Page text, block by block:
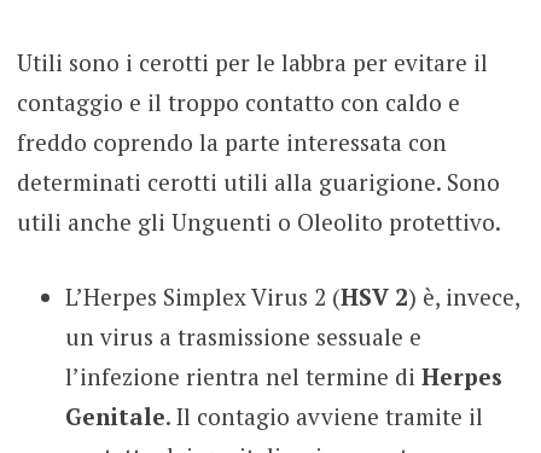
Utili sono i cerotti per le labbra per evitare il
contaggio e il troppo contatto con caldo e
freddo coprendo la parte interessata con
determinati cerotti utili alla guarigione. Sono
utili anche gli Unguenti o Oleolito protettivo.
L’Herpes Simplex Virus 2 (HSV 2) è, invece,
un virus a trasmissione sessuale e
l’infezione rientra nel termine di Herpes
Genitale. Il contagio avviene tramite il